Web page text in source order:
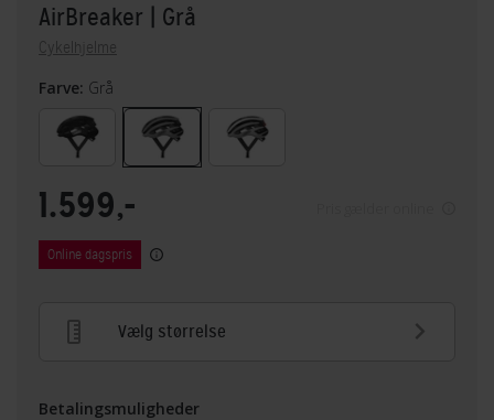
AirBreaker | Grå
Cykelhjelme
Farve: Grå
1.599,-
Online dagspris
Vælg størrelse
Betalingsmuligheder